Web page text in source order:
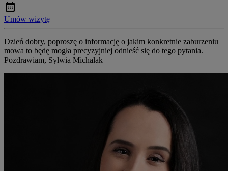
Umów wizytę
Dzień dobry, poproszę o informację o jakim konkretnie zaburzeniu
mowa to będę mogła precyzyjniej odnieść się do tego pytania.
Pozdrawiam, Sylwia Michalak